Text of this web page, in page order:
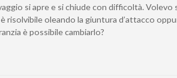
si apre e si chiude con difficoltà. Volevo
risolvibile oleando la giuntura d’attacco
è possibile cambiarlo?